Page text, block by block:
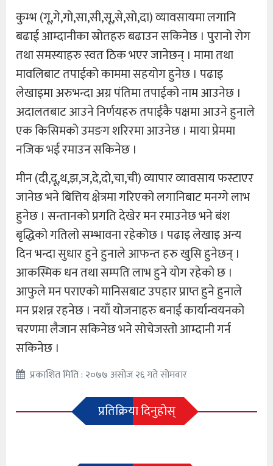
कुम्भ (गू,गे,गो,सा,सी,सू,से,सो,दा) व्यावसायमा लगानि
बढाई आम्दानीका स्रोतहरु बढाउन सकिनेछ । पुरानो रोग
तथा समस्याहरु स्वत ठिक भएर जानेछन् । मामा तथा
मावलिबाट तपाईको काममा सहयोग हुनेछ । पढाइ
लेखाइमा अरुभन्दा अग्र पंतिमा तपाईको नाम आउनेछ ।
अदालतबाट आउने निर्णयहरु तपाईकै पक्षमा आउने हुनाले
एक किसिमको उमङग शरिरमा आउनेछ । माया प्रेममा
नजिक भई रमाउन सकिनेछ ।
मीन (दी,दू,थ,झ,ञ,दे,दो,चा,ची) व्यापार व्यावसाय फस्टाएर
जानेछ भने बित्तिय क्षेत्रमा गरिएको लगानिबाट मनग्गे लाभ
हुनेछ । सन्तानको प्रगति देखेर मन रमाउनेछ भने बंश
बृद्धिको गतिलो सम्भावना रहेकोछ । पढाइ लेखाइ अन्य
दिन भन्दा सुधार हुने हुनाले आफन्त हरु खुसि हुनेछन् ।
आकस्मिक धन तथा सम्पति लाभ हुने योग रहेको छ ।
आफुले मन पराएको मानिसबाट उपहार प्राप्त हुने हुनाले
मन प्रशन्न रहनेछ । नयाँ योजनाहरु बनाई कार्यान्वयनको
चरणमा लैजान सकिनेछ भने सोचेजस्तो आम्दानी गर्न
सकिनेछ ।
प्रकाशित मिति : २०७७ असोज २६ गते सोमवार
प्रतिक्रिया दिनुहोस्